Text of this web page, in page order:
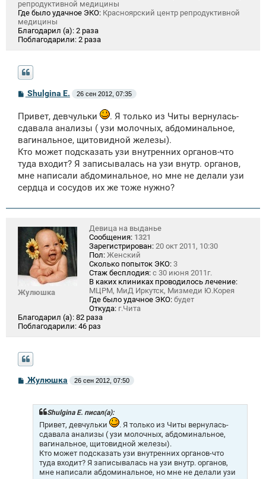
репродуктивной медицины
Где было удачное ЭКО: Красноярский центр репродуктивной
медицины
Благодарил (а): 2 раза
Поблагодарили: 2 раза
С
о
б
щ
е
н
и
Shulgina E. 26 сен 2012, 07:35
Привет, девчульки
. Я только из Читы вернулась-
сдавала анализы ( узи молочных, абдоминальное,
вагинальное, щитовидной железы).
Кто может подсказать узи внутренних органов-что
туда входит? Я записывалась на узи внутр. органов,
мне написали абдоминальное, но мне не делали узи
сердца и сосудов их же тоже нужно?
Жулюшка
Девица на выданье
Сообщения: 1321
Зарегистрирован: 20 окт 2011, 10:30
Пол: Женский
Сколько попыток ЭКО: 3
Стаж бесплодия: с 30 июня 2011г.
В каких клиниках проводилось лечение:
МЦРМ, МиД Иркутск, Мизмеди Ю.Корея
Где было удачное ЭКО: будет
Откуда: г.Чита
Благодарил (а): 82 раза
Поблагодарили: 46 раз
С
о
Жулюшка 26 сен 2012, 07:50
Shulgina E. писал(а):
Привет, девчульки
. Я только из Читы вернулась-
сдавала анализы ( узи молочных, абдоминальное,
вагинальное, щитовидной железы).
Кто может подсказать узи внутренних органов-что
туда входит? Я записывалась на узи внутр. органов,
мне написали абдоминальное, но мне не делали узи